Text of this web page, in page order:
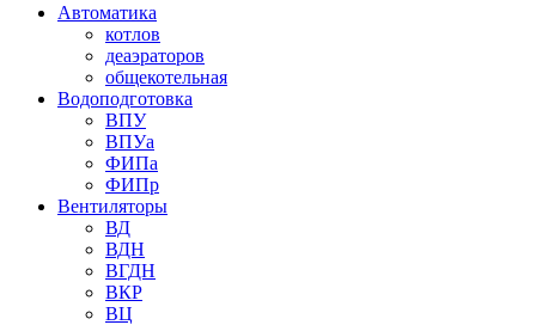
Автоматика
котлов
деаэраторов
общекотельная
Водоподготовка
ВПУ
ВПУа
ФИПа
ФИПр
Вентиляторы
ВД
ВДН
ВГДН
ВКР
ВЦ